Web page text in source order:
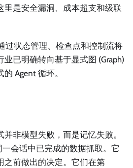
里是安全漏洞、成本超支和级联
过状态管理、检查点和控制流将
已明确转向基于显式图 (Graph)
Agent 循环。
非模型失败，而是记忆失败。
会话中已完成的数据抓取。它
之前做出的决定。它们在第